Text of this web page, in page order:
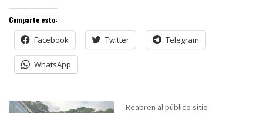
Comparte esto:
Facebook Twitter Telegram
WhatsApp
Reabren al público sitio